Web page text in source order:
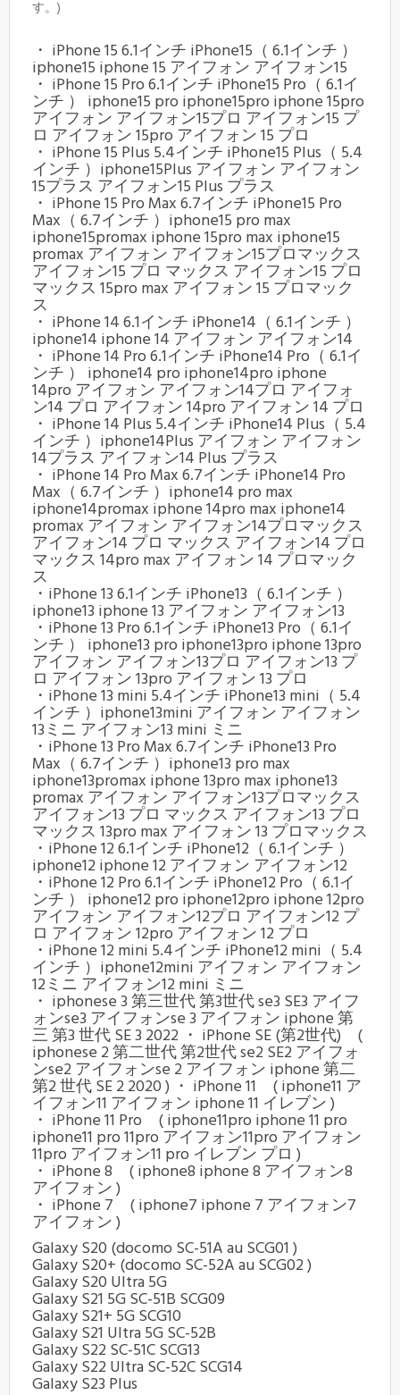
す。)
・ iPhone 15 6.1インチ iPhone15（ 6.1インチ ）
iphone15 iphone 15 アイフォン アイフォン15
・ iPhone 15 Pro 6.1インチ iPhone15 Pro（ 6.1イ
ンチ ） iphone15 pro iphone15pro iphone 15pro
アイフォン アイフォン15プロ アイフォン15 プ
ロ アイフォン 15pro アイフォン 15 プロ
・ iPhone 15 Plus 5.4インチ iPhone15 Plus（ 5.4
インチ ）iphone15Plus アイフォン アイフォン
15プラス アイフォン15 Plus プラス
・ iPhone 15 Pro Max 6.7インチ iPhone15 Pro
Max（ 6.7インチ ）iphone15 pro max
iphone15promax iphone 15pro max iphone15
promax アイフォン アイフォン15プロマックス
アイフォン15 プロ マックス アイフォン15 プロ
マックス 15pro max アイフォン 15 プロマック
ス
・ iPhone 14 6.1インチ iPhone14（ 6.1インチ ）
iphone14 iphone 14 アイフォン アイフォン14
・ iPhone 14 Pro 6.1インチ iPhone14 Pro（ 6.1イ
ンチ ） iphone14 pro iphone14pro iphone
14pro アイフォン アイフォン14プロ アイフォ
ン14 プロ アイフォン 14pro アイフォン 14 プロ
・ iPhone 14 Plus 5.4インチ iPhone14 Plus（ 5.4
インチ ）iphone14Plus アイフォン アイフォン
14プラス アイフォン14 Plus プラス
・ iPhone 14 Pro Max 6.7インチ iPhone14 Pro
Max（ 6.7インチ ）iphone14 pro max
iphone14promax iphone 14pro max iphone14
promax アイフォン アイフォン14プロマックス
アイフォン14 プロ マックス アイフォン14 プロ
マックス 14pro max アイフォン 14 プロマック
ス
・iPhone 13 6.1インチ iPhone13（ 6.1インチ ）
iphone13 iphone 13 アイフォン アイフォン13
・iPhone 13 Pro 6.1インチ iPhone13 Pro（ 6.1イ
ンチ ） iphone13 pro iphone13pro iphone 13pro
アイフォン アイフォン13プロ アイフォン13 プ
ロ アイフォン 13pro アイフォン 13 プロ
・iPhone 13 mini 5.4インチ iPhone13 mini（ 5.4
インチ ）iphone13mini アイフォン アイフォン
13ミニ アイフォン13 mini ミニ
・iPhone 13 Pro Max 6.7インチ iPhone13 Pro
Max（ 6.7インチ ）iphone13 pro max
iphone13promax iphone 13pro max iphone13
promax アイフォン アイフォン13プロマックス
アイフォン13 プロ マックス アイフォン13 プロ
マックス 13pro max アイフォン 13 プロマックス
・iPhone 12 6.1インチ iPhone12（ 6.1インチ ）
iphone12 iphone 12 アイフォン アイフォン12
・iPhone 12 Pro 6.1インチ iPhone12 Pro（ 6.1イ
ンチ ） iphone12 pro iphone12pro iphone 12pro
アイフォン アイフォン12プロ アイフォン12 プ
ロ アイフォン 12pro アイフォン 12 プロ
・iPhone 12 mini 5.4インチ iPhone12 mini（ 5.4
インチ ）iphone12mini アイフォン アイフォン
12ミニ アイフォン12 mini ミニ
・ iphonese 3 第三世代 第3世代 se3 SE3 アイフ
ォンse3 アイフォンse 3 アイフォン iphone 第
三 第3 世代 SE 3 2022 ・ iPhone SE (第2世代) (
iphonese 2 第二世代 第2世代 se2 SE2 アイフォ
ンse2 アイフォンse 2 アイフォン iphone 第二
第2 世代 SE 2 2020 ) ・ iPhone 11 ( iphone11 ア
イフォン11 アイフォン iphone 11 イレブン )
・ iPhone 11 Pro ( iphone11pro iphone 11 pro
iphone11 pro 11pro アイフォン11pro アイフォン
11pro アイフォン11 pro イレブン プロ )
・ iPhone 8 ( iphone8 iphone 8 アイフォン8
アイフォン )
・ iPhone 7 ( iphone7 iphone 7 アイフォン7
アイフォン )
Galaxy S20 (docomo SC-51A au SCG01 )
Galaxy S20+ (docomo SC-52A au SCG02 )
Galaxy S20 Ultra 5G
Galaxy S21 5G SC-51B SCG09
Galaxy S21+ 5G SCG10
Galaxy S21 Ultra 5G SC-52B
Galaxy S22 SC-51C SCG13
Galaxy S22 Ultra SC-52C SCG14
Galaxy S23 Plus